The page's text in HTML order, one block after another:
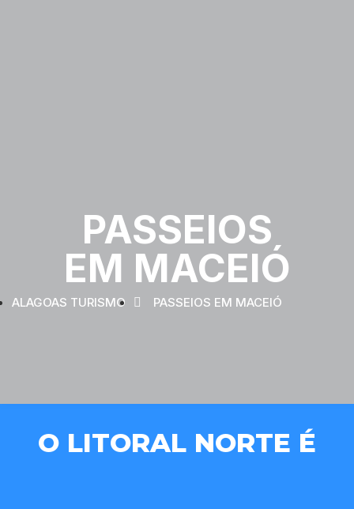
PASSEIOS
EM MACEIÓ
ALAGOAS TURISMO PASSEIOS EM MACEIÓ
O LITORAL NORTE É